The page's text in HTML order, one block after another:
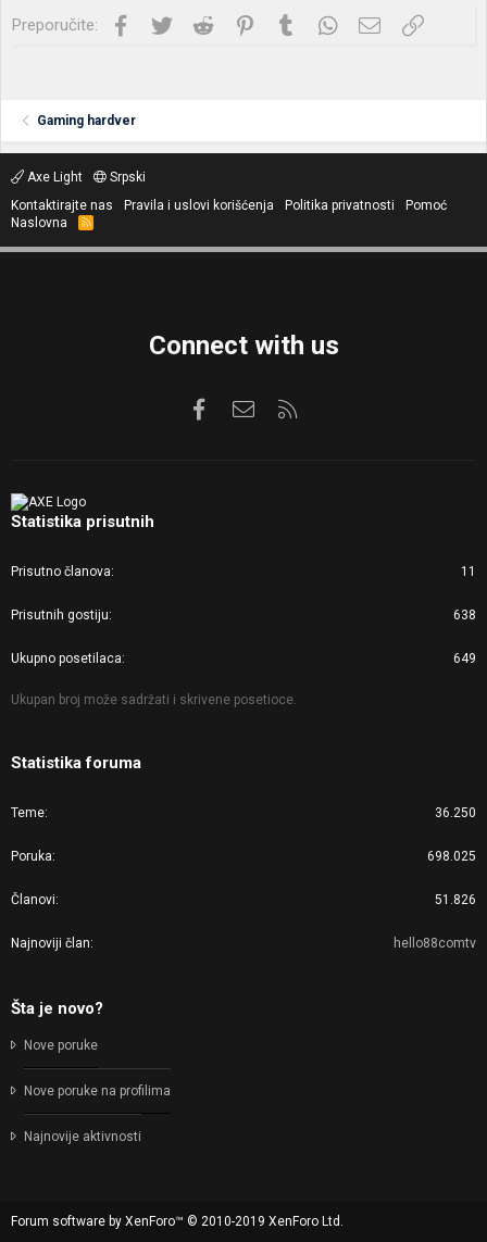
Preporučite: Facebook
Twitter Reddit PinterestTumblrWhatsApp
Imejl Link
Gaming hardver
Axe Light
Srpski
Kontaktirajte nas
Pravila i uslovi korišćenja Politika privatnosti
Pomoć
Naslovna
R
S
Connect with us
FacebookKontaktirajte nas
Statistika prisutnih
Prisutno članova 11
Prisutnih gostiju 638
Ukupno posetilaca 649
Ukupan broj može sadržati i skrivene posetioce.
Statistika foruma
Teme 36.250
Poruka 698.025
Članovi 51.826
Najnoviji član hello88comtv
Šta je novo?
Nove poruke
Nove poruke na profilima
Najnovije aktivnosti
Forum software by XenForo™ © 2010-2019 XenForo Ltd.